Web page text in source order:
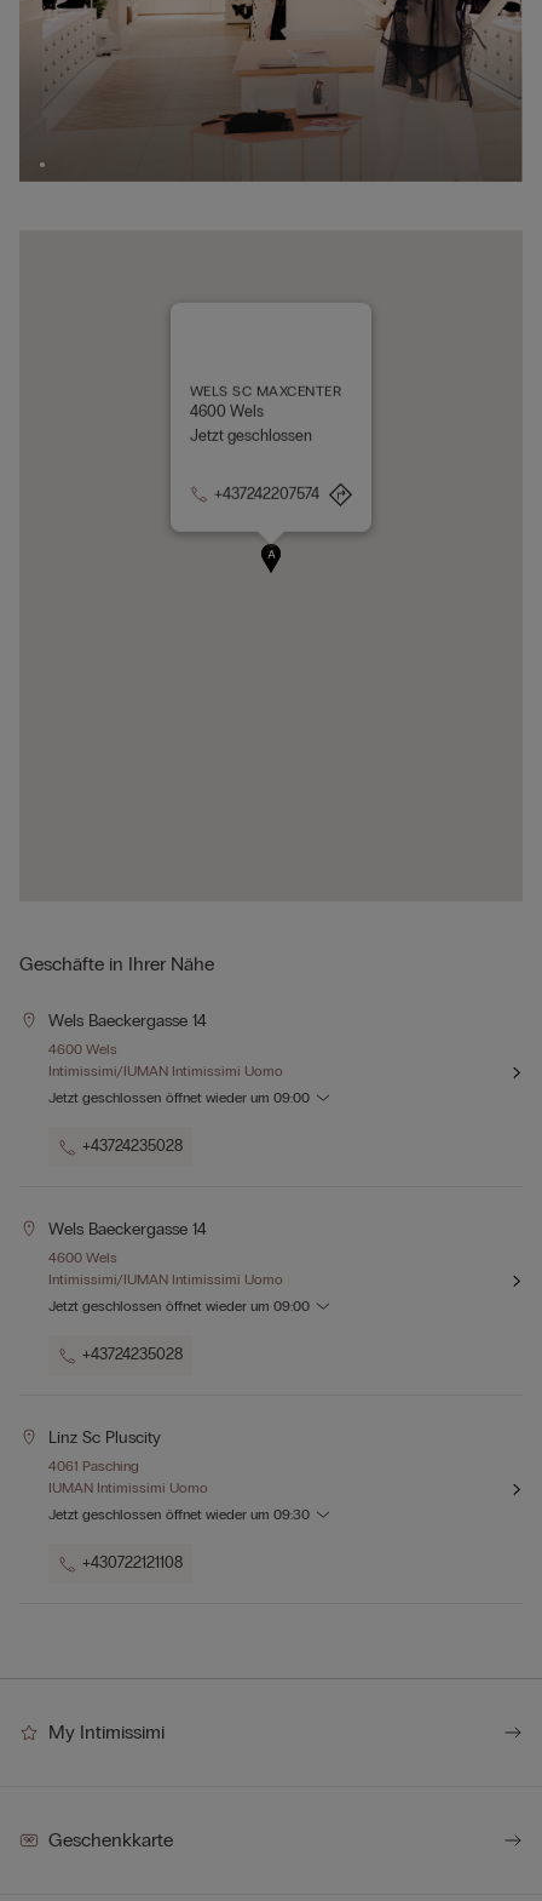
A
WELS SC MAXCENTER
4600 Wels
Jetzt geschlossen
+437242207574
Geschäfte in Ihrer Nähe
Wels Baeckergasse 14
4600 Wels
Intimissimi/IUMAN Intimissimi Uomo
Jetzt geschlossen öffnet wieder um 09:00
+43724235028
Wels Baeckergasse 14
4600 Wels
Intimissimi/IUMAN Intimissimi Uomo
Jetzt geschlossen öffnet wieder um 09:00
+43724235028
Linz Sc Pluscity
4061 Pasching
IUMAN Intimissimi Uomo
Jetzt geschlossen öffnet wieder um 09:30
+430722121108
My Intimissimi
Geschenkkarte